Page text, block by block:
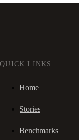
QUICK LINKS
Home
Stories
Benchmarks